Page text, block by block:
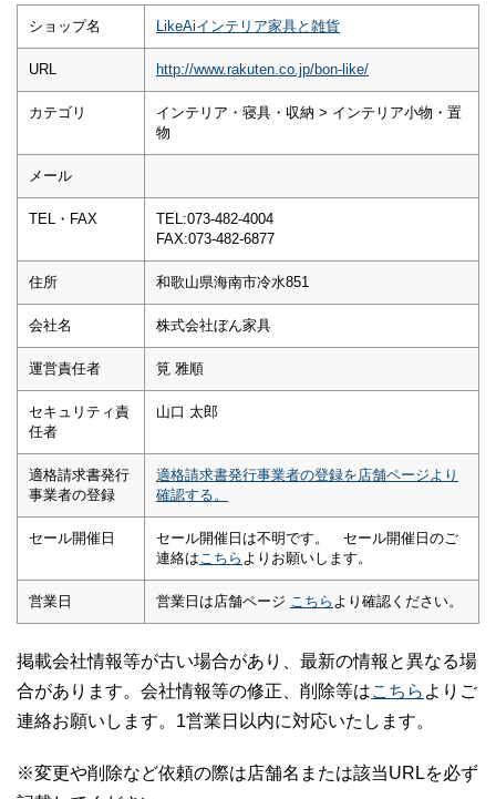
ショップ名 LikeAiインテリア家具と雑貨
URL http://www.rakuten.co.jp/bon-like/
カテゴリ
インテリア・寝具・収納 > インテリア小物・置
物
メール
TEL・FAX
TEL:073-482-4004
FAX:073-482-6877
住所 和歌山県海南市冷水851
会社名 株式会社ぼん家具
運営責任者 筧 雅順
セキュリティ責
任者
山口 太郎
適格請求書発行
事業者の登録
適格請求書発行事業者の登録を店舗ページより
確認する。
セール開催日
セール開催日は不明です。 セール開催日のご
連絡は こちら よりお願いします。
営業日 営業日は店舗ページ こちら より確認ください。
掲載会社情報等が古い場合があり、最新の情報と異なる場
合があります。会社情報等の修正、削除等はこちら よりご
連絡お願いします。1営業日以内に対応いたします。
※変更や削除など依頼の際は店舗名または該当URLを必ず